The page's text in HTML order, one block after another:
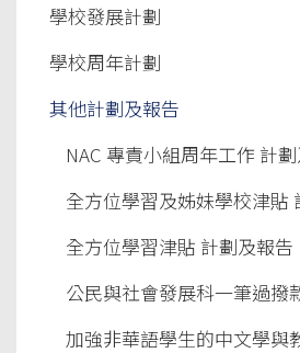
學校發展計劃
學校周年計劃
其他計劃及報告
NAC 專責小組周年工作 計
全方位學習及姊妹學校津貼
全方位學習津貼 計劃及報告
公民與社會發展科一筆過撥
加強非華語學生的中文學與